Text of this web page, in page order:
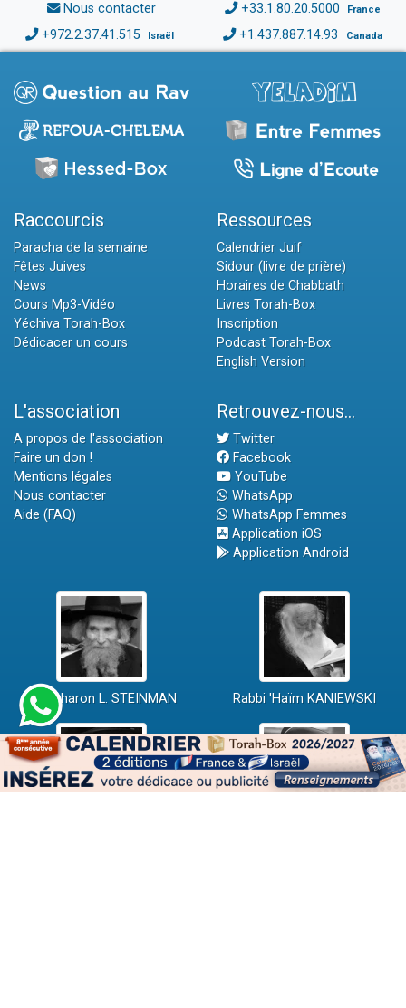
Nous contacter +33.1.80.20.5000 France
+972.2.37.41.515 Israël +1.437.887.14.93 Canada
Raccourcis
Paracha de la semaine
Fêtes Juives
News
Cours Mp3-Vidéo
Yéchiva Torah-Box
Dédicacer un cours
Ressources
Calendrier Juif
Sidour (livre de prière)
Horaires de Chabbath
Livres Torah-Box
Inscription
Podcast Torah-Box
English Version
L'association
A propos de l'association
Faire un don !
Mentions légales
Nous contacter
Aide (FAQ)
Retrouvez-nous...
Twitter
Facebook
YouTube
WhatsApp
WhatsApp Femmes
Application iOS
Application Android
Rav Aharon L. STEINMAN Rabbi 'Haïm KANIEWSKI